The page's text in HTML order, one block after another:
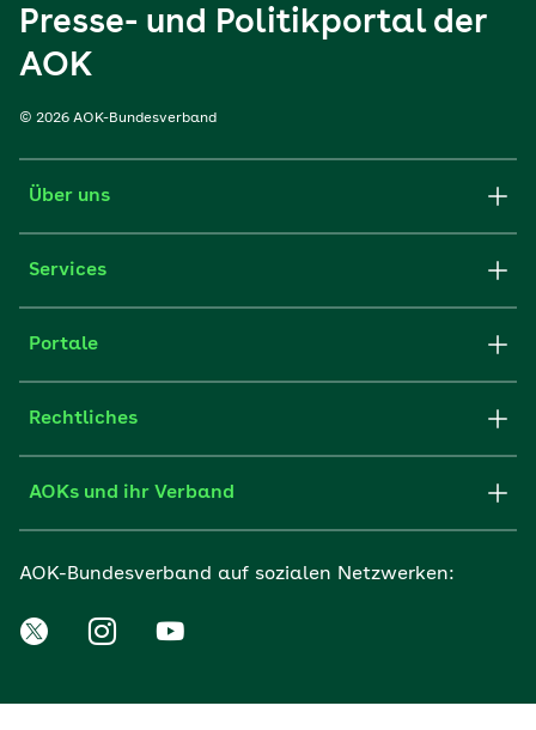
Presse- und Politikportal der
AOK
© 2026 AOK-Bundesverband
Über uns
Services
Portale
Rechtliches
AOKs und ihr Verband
AOK-Bundesverband auf sozialen Netzwerken: